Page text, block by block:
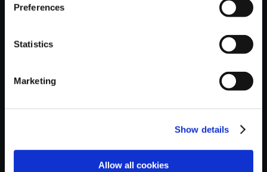
Preferences
Statistics
Marketing
Show details
Allow all cookies
おすすめ商品
イア サウン....
イア サウン....
イア サウン....